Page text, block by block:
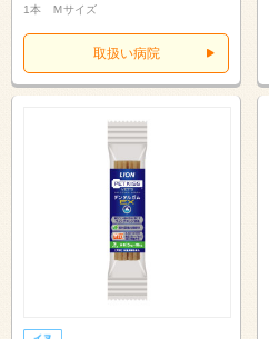
1本 Ｍサイズ
取扱い病院